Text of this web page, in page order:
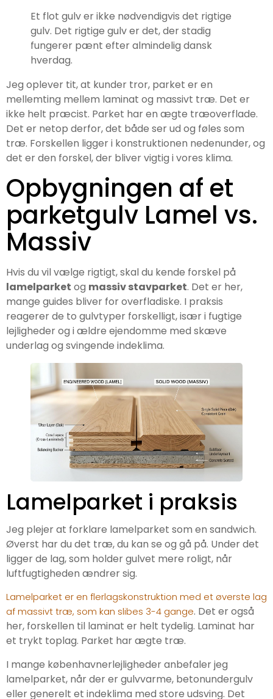
Et flot gulv er ikke nødvendigvis det rigtige
gulv. Det rigtige gulv er det, der stadig
fungerer pænt efter almindelig dansk
hverdag.
Jeg oplever tit, at kunder tror, parket er en
mellemting mellem laminat og massivt træ. Det er
ikke helt præcist. Parket har en ægte træoverflade.
Det er netop derfor, det både ser ud og føles som
træ. Forskellen ligger i konstruktionen nedenunder, og
det er den forskel, der bliver vigtig i vores klima.
Opbygningen af et
parketgulv Lamel vs.
Massiv
Hvis du vil vælge rigtigt, skal du kende forskel på
lamelparket og massiv stavparket. Det er her,
mange guides bliver for overfladiske. I praksis
reagerer de to gulvtyper forskelligt, især i fugtige
lejligheder og i ældre ejendomme med skæve
underlag og svingende indeklima.
Lamelparket i praksis
Jeg plejer at forklare lamelparket som en sandwich.
Øverst har du det træ, du kan se og gå på. Under det
ligger de lag, som holder gulvet mere roligt, når
luftfugtigheden ændrer sig.
Lamelparket er en flerlagskonstruktion med et øverste lag
af massivt træ, som kan slibes 3-4 gange. Det er også
her, forskellen til laminat er helt tydelig. Laminat har
et trykt toplag. Parket har ægte træ.
I mange københavnerlejligheder anbefaler jeg
lamelparket, når der er gulvvarme, betonundergulv
eller generelt et indeklima med store udsving. Det